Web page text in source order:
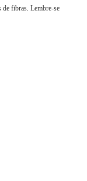
de fibras. Lembre-se